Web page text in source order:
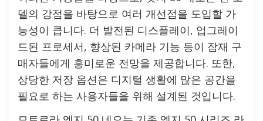
델의 강점을 바탕으로 여러 개선점을 도입할 가
능성이 큽니다. 더 발전된 디스플레이, 업그레이
드된 프로세서, 향상된 카메라 기능 등이 잠재 구
매자들에게 흥미로운 전망을 제공합니다. 또한,
상당한 저장 옵션은 디지털 생활에 많은 공간을
필요로 하는 사용자들을 위해 설계된 것입니다.